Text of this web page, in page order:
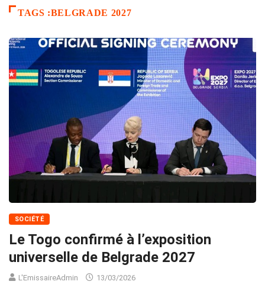
TAGS :BELGRADE 2027
SOCIÉTÉ
Le Togo confirmé à l’exposition
universelle de Belgrade 2027
L'EmissaireAdmin 13/03/2026